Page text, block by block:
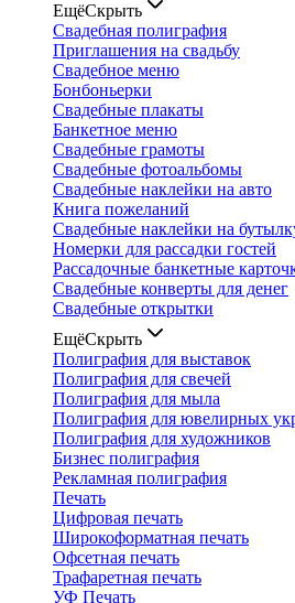
ЕщёСкрыть
Свадебная полиграфия
Приглашения на свадьбу
Свадебное меню
Бонбоньерки
Свадебные плакаты
Банкетное меню
Свадебные грамоты
Свадебные фотоальбомы
Свадебные наклейки на авто
Книга пожеланий
Свадебные наклейки на
Номерки для рассадки гостей
Рассадочные банкетные
Свадебные конверты для денег
Свадебные открытки
ЕщёСкрыть
Полиграфия для выставок
Полиграфия для свечей
Полиграфия для мыла
Полиграфия для ювелирных
Полиграфия для художников
Бизнес полиграфия
Рекламная полиграфия
Печать
Цифровая печать
Широкоформатная печать
Офсетная печать
Трафаретная печать
УФ Печать